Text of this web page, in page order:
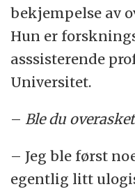
bekjempelse av
Hun er
asssisterende
Universitet.
– Ble du
– Jeg ble først
egentlig litt